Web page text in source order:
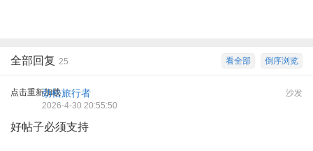
倒序浏览
看全部
全部回复 25
点击重新加载 沙发
劲松旅行者
2026-4-30 20:55:50
好帖子必须支持